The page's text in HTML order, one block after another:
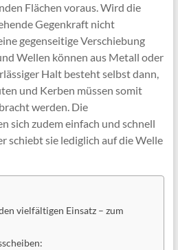
Flächen voraus. Wird die
Gegenkraft nicht
gegenseitige Verschiebung
Wellen können aus Metall oder
Halt besteht selbst dann,
und Kerben müssen somit
werden. Die
sich zudem einfach und schnell
schiebt sie lediglich auf die Welle
vielfältigen Einsatz – zum